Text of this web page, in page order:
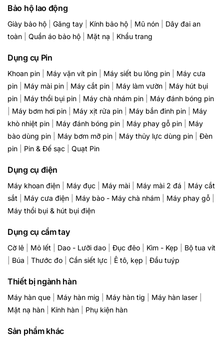
Bảo hộ lao động
Giày bảo hộ Găng tay Kính bảo hộ Mũ nón
Dây đai an
toàn
Quần áo bảo hộ Mặt nạ Khẩu trang
Dụng cụ Pin
Khoan pin Máy vặn vít pin Máy siết bu lông pin
Máy cưa
pin
Máy mài pin Máy cắt pin Máy làm vườn
Máy hút bụi
pin
Máy thổi bụi pin Máy chà nhám pin
Máy đánh bóng pin
Máy bơm hơi pin Máy xịt rửa pin Máy bắn đinh pin
Máy
khò nhiệt pin
Máy đánh bóng pin Máy phay gỗ pin
Máy
bào dùng pin
Máy bơm mỡ pin Máy thủy lực dùng pin
Đèn
pin
Pin & Đế sạc Quạt Pin
Dụng cụ điện
Máy khoan điện Máy đục Máy mài Máy mài 2 đá
Máy cắt
sắt
Máy cưa điện Máy bào - Máy chà nhám Máy phay gỗ
Máy thổi bụi & hút bụi điện
Dụng cụ cầm tay
Cờ lê Mỏ lết Dao - Lưỡi dao Đục đẽo Kìm - Kẹp
Bộ tua vít
Búa Thước đo Cần siết lực Ê tô, kẹp Đầu tuýp
Thiết bị ngành hàn
Máy hàn que Máy hàn mig Máy hàn tig Máy hàn laser
Mặt nạ hàn
Kính hàn Phụ kiện hàn
Sản phẩm khác